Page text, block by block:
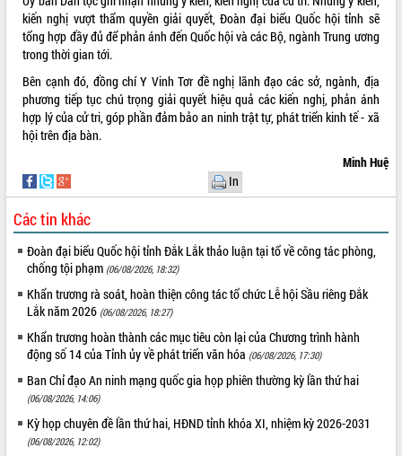
tại Trung tâm Phục vụ hành chính
công tỉnh
Đắk Lắk: Tôn vinh 46 giải pháp tại Hội
thi Sáng tạo Kỹ thuật 2024 - 2025
Đắk Lắk rà soát, điều chỉnh Đề án 190
về phát triển nuôi trồng thủy sản
Phó Chủ tịch UBND tỉnh Đắk Lắk
Thuột
Định vị cà phê Việt Nam như một “di
sản sống” trong dòng chảy toàn cầu
Xây dựng nông thôn mới: Nâng cao đời
sống người dân từ những mô hình thiết
thực
Quyết liệt tháo gỡ vướng mắc, đẩy
nhanh tiến độ các dự án trọng điểm
trong Khu kinh tế Nam Phú Yên
Hòn Yến phát triển du lịch gắn với bảo
tồn biển
Lấy ý kiến điều chỉnh Quy hoạch tỉnh
Đắk Lắk thời kỳ 2021-2030, tầm nhìn
đến năm 2050
kiến nghị vượt thẩm quyền giải quyết, Đoàn đại biểu Quốc hội tỉnh sẽ
tổng hợp đầy đủ để phản ánh đến Quốc hội và các Bộ, ngành Trung ương
trong thời gian tới.
Bên cạnh đó, đồng chí Y Vinh Tơr đề nghị lãnh đạo các sở, ngành, địa
phương tiếp tục chú trọng giải quyết hiệu quả các kiến nghị, phản ánh
hợp lý của cử tri, góp phần đảm bảo an ninh trật tự, phát triển kinh tế - xã
hội trên địa bàn.
Minh Huệ
In
Các tin khác
Đoàn đại biểu Quốc hội tỉnh Đắk Lắk thảo luận tại tổ về công tác phòng,
chống tội phạm (06/08/2026, 18:32)
Khẩn trương rà soát, hoàn thiện công tác tổ chức Lễ hội Sầu riêng Đắk
Lắk năm 2026 (06/08/2026, 18:27)
Khẩn trương hoàn thành các mục tiêu còn lại của Chương trình hành
động số 14 của Tỉnh ủy về phát triển văn hóa (06/08/2026, 17:30)
Ban Chỉ đạo An ninh mạng quốc gia họp phiên thường kỳ lần thứ hai
(06/08/2026, 14:06)
Kỳ họp chuyên đề lần thứ hai, HĐND tỉnh khóa XI, nhiệm kỳ 2026-2031
(06/08/2026, 12:02)